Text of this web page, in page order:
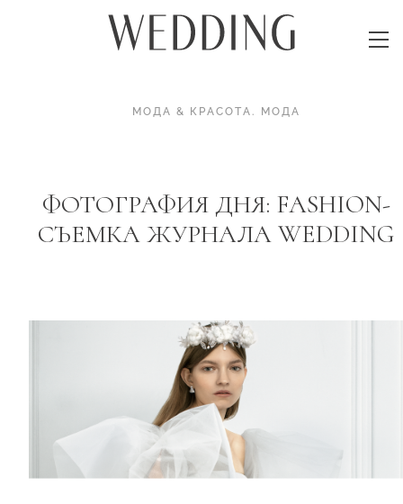
МОДА & КРАСОТА. МОДА
ФОТОГРАФИЯ ДНЯ: FASHION-
СЪЕМКА ЖУРНАЛА WEDDING